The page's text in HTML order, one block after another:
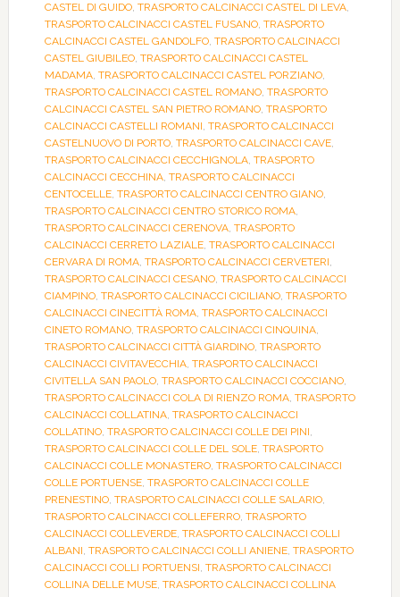
CASTEL DI GUIDO, TRASPORTO CALCINACCI CASTEL DI LEVA,
TRASPORTO CALCINACCI CASTEL FUSANO, TRASPORTO
CALCINACCI CASTEL GANDOLFO, TRASPORTO CALCINACCI
CASTEL GIUBILEO, TRASPORTO CALCINACCI CASTEL
MADAMA, TRASPORTO CALCINACCI CASTEL PORZIANO,
TRASPORTO CALCINACCI CASTEL ROMANO, TRASPORTO
CALCINACCI CASTEL SAN PIETRO ROMANO, TRASPORTO
CALCINACCI CASTELLI ROMANI, TRASPORTO CALCINACCI
CASTELNUOVO DI PORTO, TRASPORTO CALCINACCI CAVE,
TRASPORTO CALCINACCI CECCHIGNOLA, TRASPORTO
CALCINACCI CECCHINA, TRASPORTO CALCINACCI
CENTOCELLE, TRASPORTO CALCINACCI CENTRO GIANO,
TRASPORTO CALCINACCI CENTRO STORICO ROMA,
TRASPORTO CALCINACCI CERENOVA, TRASPORTO
CALCINACCI CERRETO LAZIALE, TRASPORTO CALCINACCI
CERVARA DI ROMA, TRASPORTO CALCINACCI CERVETERI,
TRASPORTO CALCINACCI CESANO, TRASPORTO CALCINACCI
CIAMPINO, TRASPORTO CALCINACCI CICILIANO, TRASPORTO
CALCINACCI CINECITTÀ ROMA, TRASPORTO CALCINACCI
CINETO ROMANO, TRASPORTO CALCINACCI CINQUINA,
TRASPORTO CALCINACCI CITTÀ GIARDINO, TRASPORTO
CALCINACCI CIVITAVECCHIA, TRASPORTO CALCINACCI
CIVITELLA SAN PAOLO, TRASPORTO CALCINACCI COCCIANO,
TRASPORTO CALCINACCI COLA DI RIENZO ROMA, TRASPORTO
CALCINACCI COLLATINA, TRASPORTO CALCINACCI
COLLATINO, TRASPORTO CALCINACCI COLLE DEI PINI,
TRASPORTO CALCINACCI COLLE DEL SOLE, TRASPORTO
CALCINACCI COLLE MONASTERO, TRASPORTO CALCINACCI
COLLE PORTUENSE, TRASPORTO CALCINACCI COLLE
PRENESTINO, TRASPORTO CALCINACCI COLLE SALARIO,
TRASPORTO CALCINACCI COLLEFERRO, TRASPORTO
CALCINACCI COLLEVERDE, TRASPORTO CALCINACCI COLLI
ALBANI, TRASPORTO CALCINACCI COLLI ANIENE, TRASPORTO
CALCINACCI COLLI PORTUENSI, TRASPORTO CALCINACCI
COLLINA DELLE MUSE, TRASPORTO CALCINACCI COLLINA